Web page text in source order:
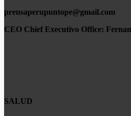
prensaperupuntope@gmail.com
CEO Chief Executivo Office:
SALUD